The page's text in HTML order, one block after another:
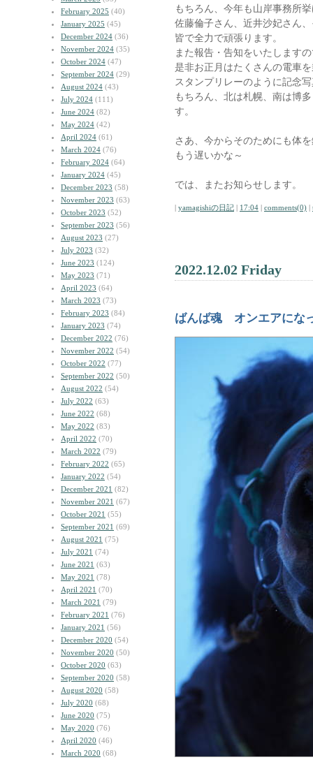
February 2025 (40)
January 2025 (45)
December 2024 (36)
November 2024 (35)
October 2024 (47)
September 2024 (29)
August 2024 (43)
July 2024 (111)
June 2024 (82)
May 2024 (42)
April 2024 (61)
March 2024 (76)
February 2024 (64)
January 2024 (45)
December 2023 (58)
November 2023 (63)
October 2023 (52)
September 2023 (56)
August 2023 (27)
July 2023 (32)
June 2023 (124)
May 2023 (71)
April 2023 (64)
March 2023 (73)
February 2023 (84)
January 2023 (74)
December 2022 (76)
November 2022 (54)
October 2022 (77)
September 2022 (50)
August 2022 (54)
July 2022 (63)
June 2022 (68)
May 2022 (83)
April 2022 (70)
March 2022 (79)
February 2022 (65)
January 2022 (54)
December 2021 (82)
November 2021 (67)
October 2021 (55)
September 2021 (69)
August 2021 (75)
July 2021 (74)
June 2021 (63)
May 2021 (78)
April 2021 (70)
March 2021 (79)
February 2021 (76)
January 2021 (56)
December 2020 (54)
November 2020 (50)
October 2020 (63)
September 2020 (58)
August 2020 (58)
July 2020 (68)
June 2020 (75)
May 2020 (76)
April 2020 (46)
March 2020 (68)
もちろん、今年も山岸事務所
佐藤倫子さん、近井沙妃さん
皆で全力で頑張ります。
また報告・告知をいたします
是非お正月はたくさんの電車
スタンプリレーのように記念
もちろん、北は札幌、南は博
す。
さあ、今からそのためにも体
もう遅いかな～
では、またお知らせします。
| yamagishiの日記 | 17:04 | comments(0) |
2022.12.02 Friday
ばんば魂 オンエアにな